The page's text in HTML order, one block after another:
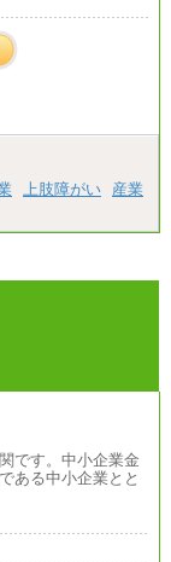
より異なる
ません
7000円×12カ月）
円×12カ月）
上肢障がい
産業
です。中小企業金
ある中小企業とと